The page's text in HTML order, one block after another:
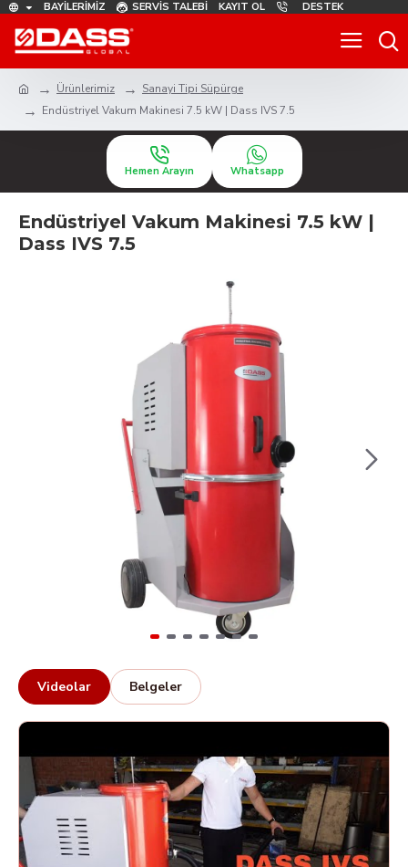
BAYILERIMIZ SERVIS TALEBI KAYIT OL DESTEK
Ürünlerimiz
Sanayi Tipi Süpürge
Endüstriyel Vakum Makinesi 7.5 kW | Dass IVS 7.5
Hemen Arayın Whatsapp
Endüstriyel Vakum Makinesi 7.5 kW |
Dass IVS 7.5
Videolar Belgeler